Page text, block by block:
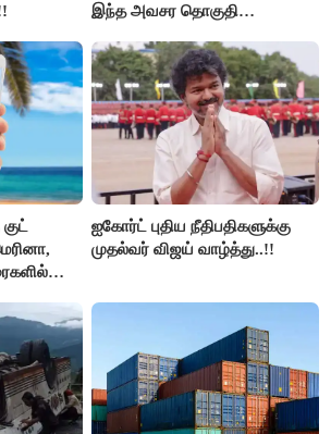
இந்த அவசர தொகுதி
அரங்கேற்றுகிறார் முதலமைச்சர் -
திமுக ஐடி விங்..!!
ஐகோர்ட் புதிய நீதிபதிகளுக்கு
முதல்வர் விஜய் வாழ்த்து..!!